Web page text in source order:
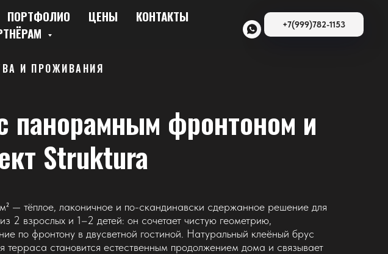
ПОРТФОЛИО ЦЕНЫ
КОНТАКТЫ
+7(999)782-1153
И ПРОЖИВАНИЯ
панорамным фронтоном и
Struktura
— тёплое, лаконичное и по-скандинавски сдержанное решение для
взрослых и 1–2 детей: он сочетает чистую геометрию,
по фронтону в двусветной гостиной. Натуральный клеёный брус
становится естественным продолжением дома и связывает